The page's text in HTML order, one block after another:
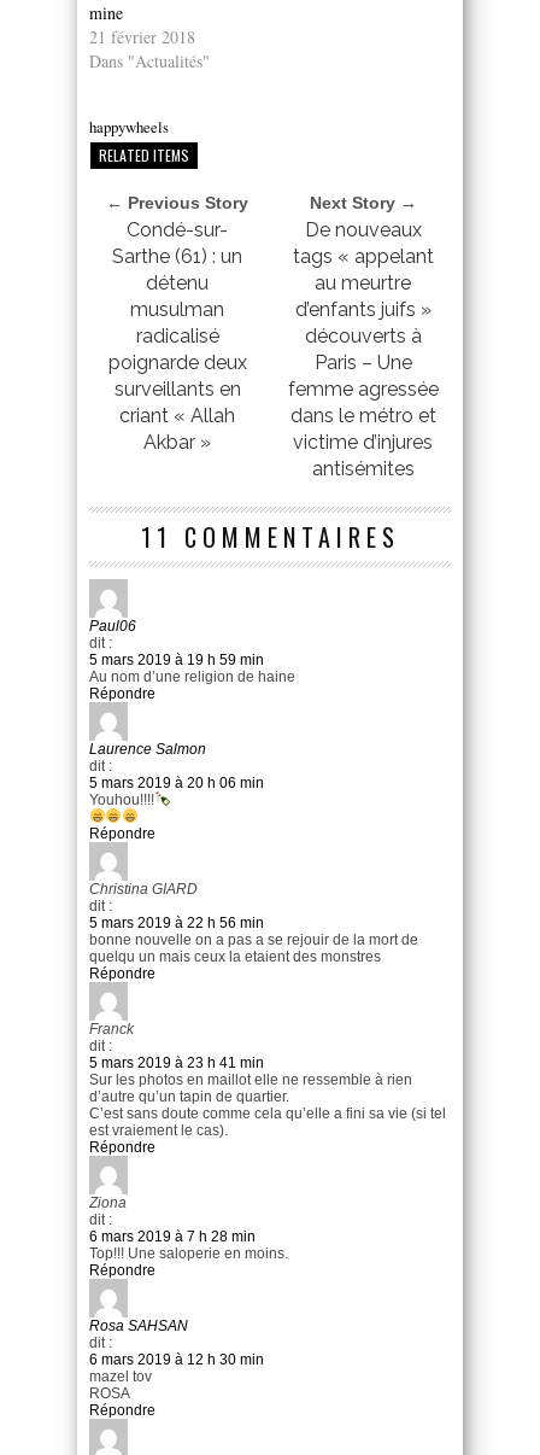
mine
21 février 2018
Dans "Actualités"
happywheels
RELATED ITEMS
← Previous Story
Condé-sur-
Sarthe (61) : un
détenu
musulman
radicalisé
poignarde deux
surveillants en
criant « Allah
Akbar »
Next Story →
De nouveaux
tags « appelant
au meurtre
d’enfants juifs »
découverts à
Paris – Une
femme agressée
dans le métro et
victime d’injures
antisémites
11 COMMENTAIRES
Paul06
dit :
5 mars 2019 à 19 h 59 min
Au nom d’une religion de haine
Répondre
Laurence Salmon
dit :
5 mars 2019 à 20 h 06 min
Youhou!!!!
Répondre
Christina GIARD
dit :
5 mars 2019 à 22 h 56 min
bonne nouvelle on a pas a se rejouir de la mort de
quelqu un mais ceux la etaient des monstres
Répondre
Franck
dit :
5 mars 2019 à 23 h 41 min
Sur les photos en maillot elle ne ressemble à rien
d’autre qu’un tapin de quartier.
C’est sans doute comme cela qu’elle a fini sa vie (si tel
est vraiement le cas).
Répondre
Ziona
dit :
6 mars 2019 à 7 h 28 min
Top!!! Une saloperie en moins.
Répondre
Rosa SAHSAN
dit :
6 mars 2019 à 12 h 30 min
mazel tov
ROSA
Répondre